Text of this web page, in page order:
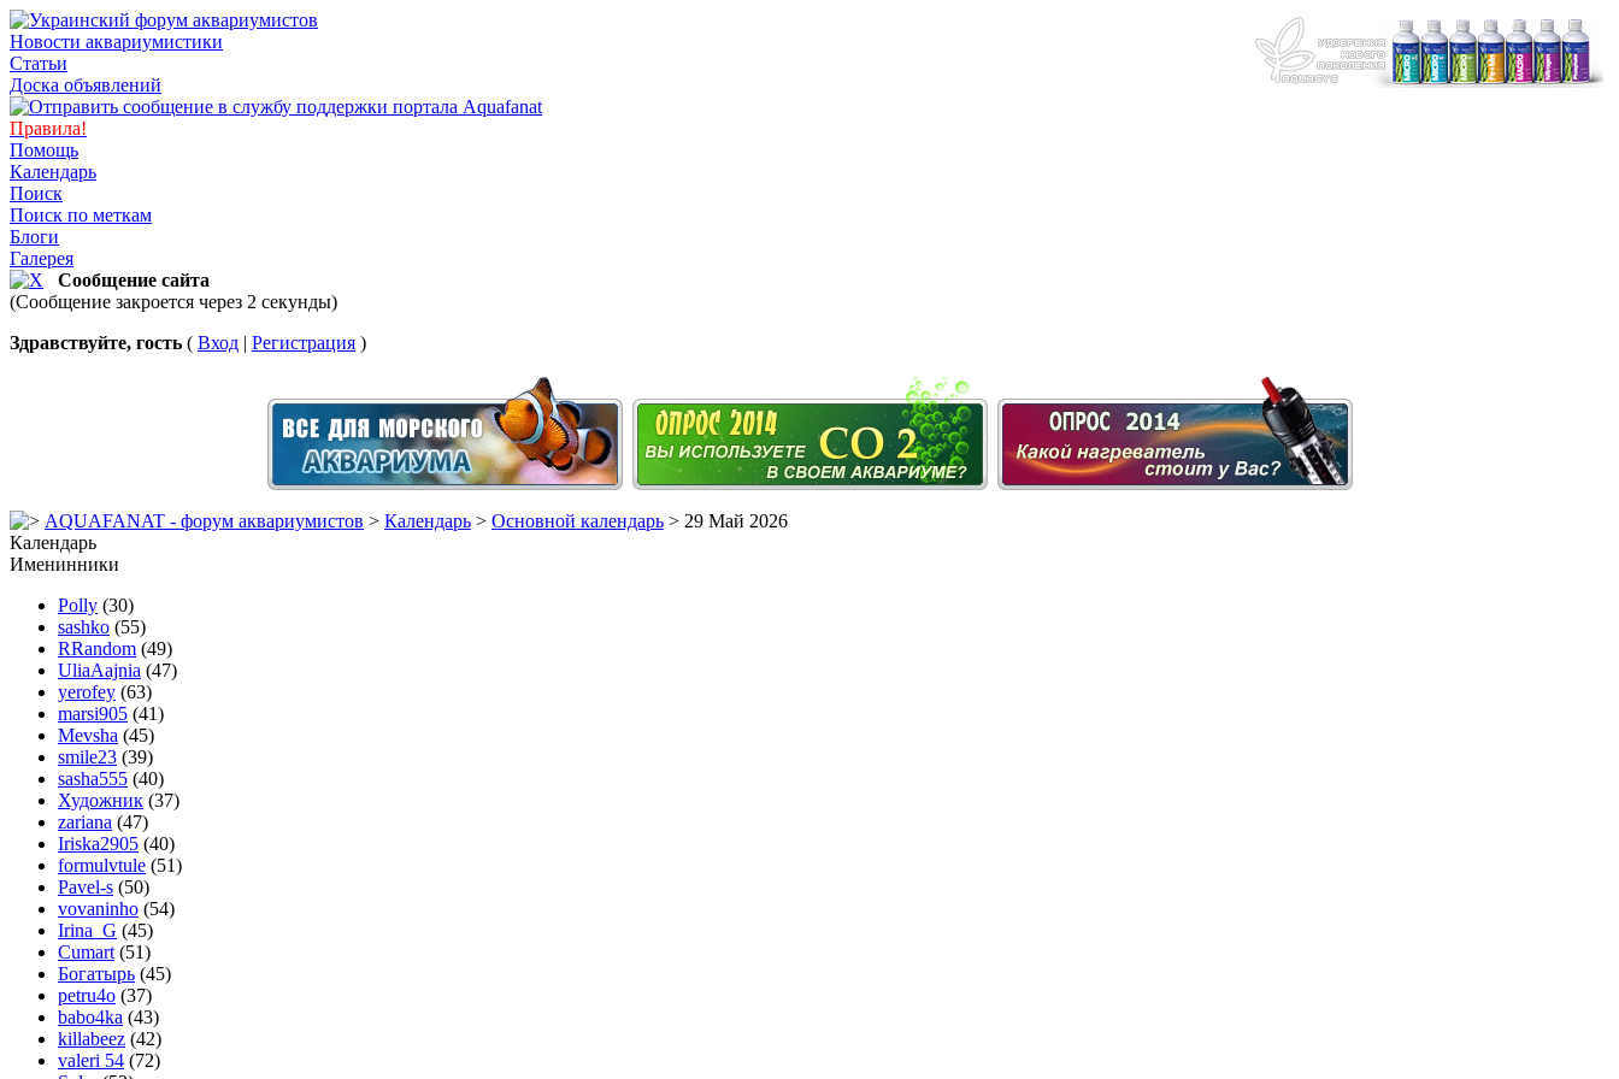
Новости аквариумистики
Статьи
Доска объявлений
Правила!
Помощь
Календарь
Поиск
Поиск по меткам
Блоги
Галерея
Сообщение сайта
(Сообщение закроется через 2 секунды)
Здравствуйте, гость ( Вход | Регистрация )
AQUAFANAT - форум аквариумистов > Календарь > Основной календарь > 29 Май 2026
Календарь
Именинники
Polly (30)
sashko (55)
RRandom (49)
UliaAajnia (47)
yerofey (63)
marsi905 (41)
Mevsha (45)
smile23 (39)
sasha555 (40)
Художник (37)
zariana (47)
Iriska2905 (40)
formulvtule (51)
Pavel-s (50)
vovaninho (54)
Irina_G (45)
Cumart (51)
Богатырь (45)
petru4o (37)
babo4ka (43)
killabeez (42)
valeri 54 (72)